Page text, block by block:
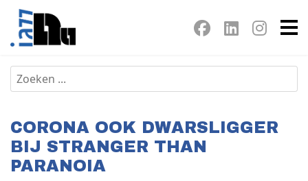
CORONA OOK DWARSLIGGER
BIJ STRANGER THAN
PARANOIA